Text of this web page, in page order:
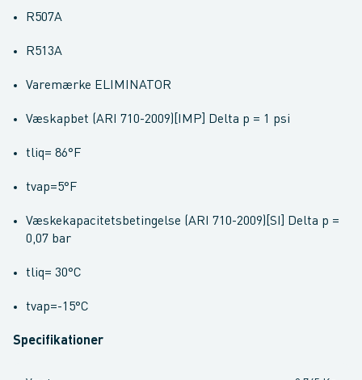
R507A
R513A
Varemærke ELIMINATOR
Væskapbet (ARI 710-2009)[IMP] Delta p = 1 psi
tliq= 86°F
tvap=5°F
Væskekapacitetsbetingelse (ARI 710-2009)[SI] Delta p =
0,07 bar
tliq= 30°C
tvap=-15°C
Specifikationer